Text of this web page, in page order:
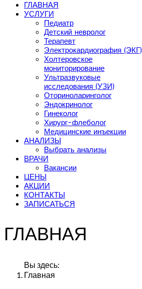
ГЛАВНАЯ
УСЛУГИ
Педиатр
Детский невролог
Терапевт
Электрокардиография (ЭКГ)
Холтеровское
мониторирование
Ультразвуковые
исследования (УЗИ)
Оториноларинголог
Эндокринолог
Гинеколог
Хирург-флеболог
Медицинские инъекции
АНАЛИЗЫ
Выбрать анализы
ВРАЧИ
Вакансии
ЦЕНЫ
АКЦИИ
КОНТАКТЫ
ЗАПИСАТЬСЯ
ГЛАВНАЯ
Вы здесь:
Главная